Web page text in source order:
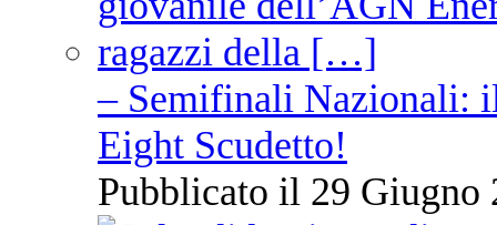
– Semifinali Nazionali:
Eight Scudetto!
Pubblicato il 29 Giugno